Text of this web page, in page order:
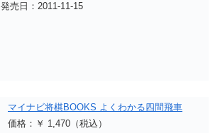
発売日：2011-11-15
マイナビ将棋BOOKS よくわかる四間飛車
価格：￥ 1,470（税込）